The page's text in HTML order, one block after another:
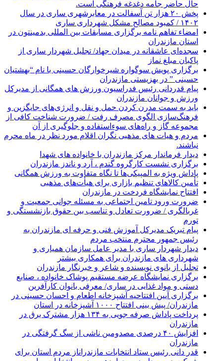
حال حاضر جامه دغدغه فرهنگی است.
پخش ۲۰ هزار تن آسفالت در معابرشهری ساری در سال
۱۴۰۲ / کمبود مصالح مشکل شهرداری ساری
امضاء تفاهم نامه برگزاری مسابقات بین المللی بدمینتون در
استان مازندران
سجده‌ای عاشقانه در میدان جهاد/ تجلیل شهردار ساری از
پاکبان مبلغ نماز
برگزاری پویش سوگواره شیرخوارگان حسینی با نام “بهشتیان
حسینی ” در بهزیستی مازندران
پیام قدردانی رئیس فدراسیون ورزش های همگانی از مدیرکل
ورزش و جوانان مازندران
باید به سمت مدرن کردن حمل و نقل و انرژی‌های جایگزین و
فرهنگ‌سازی الگوی مصرف رفت / ضرورت شناخت کافی از
مجموعه گاز و راه‌های سوءاستفاده و جلوگیری از آن
مردم و هیات های مذهبی نگران اقلام مورد نظر در ماه محرم
نباشند.
دیدار فرماندار مرکز مازندران با خانواده های شهدا
برگزاری نشست کارگروه گندم ، آرد و ناندز مازندران
پاداش ویژه به المپیکی‌ها تا نگاه متفاوت به ورزش همگانی
تأمین کالاهای تنظیم بازاری برای هیأت‌های مذهبی
افتتاح نمایشگاه فردخت در مازندران
ضرورت ورود تامین اجتماعی به مسئله جوانی جمعیت و
غربالگری / ضرورت تعادل و تناسب بین حقوق بازنشستگی و
تورم
پیام تبریک مدیرکل آموزش فنی و حرفه ای مازندران به
رئیس جمهور محترم منتخب مردم
دیدار شهردار ساری با مدیر عامل سازمان همیاری و
شهرداری های مازندران برای همکاری بیشتر
تجلیل از بانوی نویسنده و شاعر و خبرنگار مازندران
برگزاری نمایشگاه عرضه مستقیم پوشاک خانواده ، صنایع
دستی و مواد غذایی در ساری/ معرفی بانوان کارآفرین
برگزاری آیین افتتاحیه آشپزخانه اطعام و احسان حسینی در
مازندران/ پیش بینی افتتاح ۱۰۰۰ آشپزخانه در استان
پرداخت پاداش صرفه جویی به ۱۳۴ هزار مشترک برق در
مازندران
افزایش ۴۰ درصدی مصدومین ناشی از سگ گرفتگی در
مازندران
قدر دانی رئیس ستاد انتخابات مازندراناز مردم استان برای